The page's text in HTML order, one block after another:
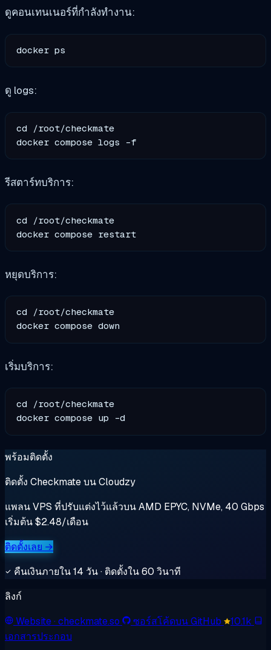
ดูคอนเทนเนอร์ที่กำลังทำงาน:
ดู logs:
cd /root/checkmate
รีสตาร์ทบริการ:
cd /root/checkmate
หยุดบริการ:
cd /root/checkmate
เริ่มบริการ:
cd /root/checkmate
พร้อมติดตั้ง
ติดตั้ง Checkmate บน Cloudzy
แพลน VPS ที่ปรับแต่งไว้แล้วบน AMD EPYC, NVMe, 40 Gbps
เริ่มต้น $2.48/เดือน
ติดตั้งเลย →
คืนเงินภายใน 14 วัน · ติดตั้งใน 60 วินาที
ลิงก์
Website· checkmate.so ซอร์สโค้ดบน GitHub
10.1k
เอกสารประกอบ